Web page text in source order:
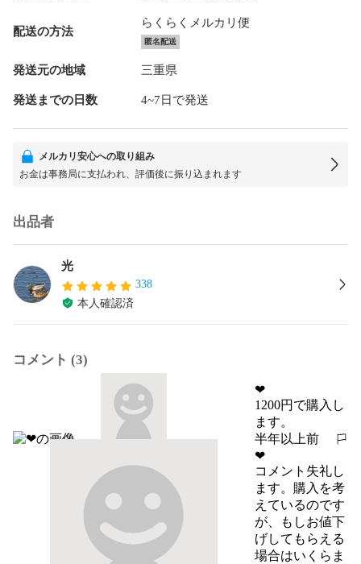
配送の方法
らくらくメルカリ便
匿名配送
発送元の地域 三重県
発送までの日数 4~7日で発送
メルカリ安心への取り組み
お金は事務局に支払われ、評価後に振り込まれます
出品者
光
338
本人確認済
コメント (3)
❤︎
1200円で購入し
ます。
半年以上前
報告する
❤︎
コメント失礼し
ます。購入を考
えているのです
が、もしお値下
げしてもらえる
場合はいくらま